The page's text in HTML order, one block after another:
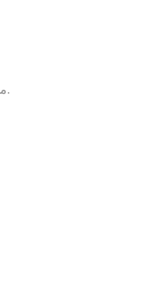
3. الأجهزة المتوافقة: USB3.0 / USB2.0 / USB1.0 ، يدعم 2.5 "محرك الأقراص الصلبة SATA / محرك الحالة الصلبة.